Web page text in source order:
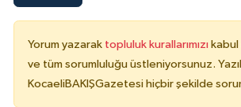
Yorum yazarak topluluk kurallarımızı
ve tüm sorumluluğu üstleniyorsunuz.
KocaeliBAKIŞGazetesi hiçbir şekilde